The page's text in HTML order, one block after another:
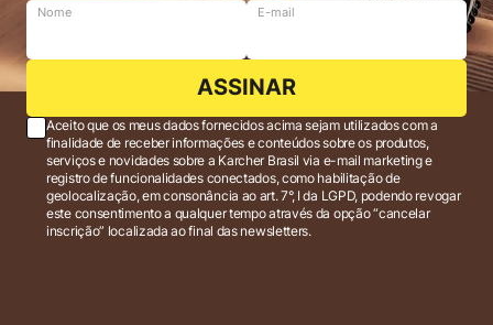
Nome E-mail
ASSINAR
Aceito que os meus dados fornecidos acima sejam utilizados com a
finalidade de receber informações e conteúdos sobre os produtos,
serviços e novidades sobre a Karcher Brasil via e-mail marketing e
registro de funcionalidades conectados, como habilitação de
geolocalização, em consonância ao art. 7°, I da LGPD, podendo revogar
este consentimento a qualquer tempo através da opção “cancelar
inscrição” localizada ao final das newsletters.